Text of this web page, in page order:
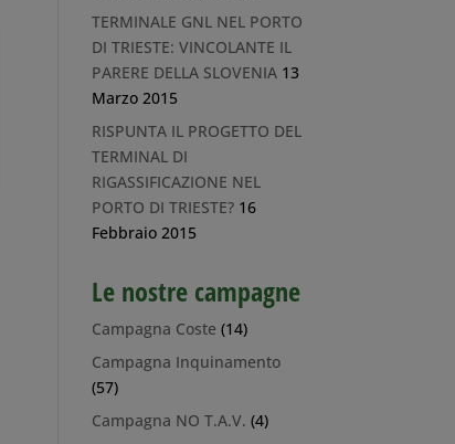
TERMINALE GNL NEL PORTO
DI TRIESTE: VINCOLANTE IL
PARERE DELLA SLOVENIA 13
Marzo 2015
RISPUNTA IL PROGETTO DEL
TERMINAL DI
RIGASSIFICAZIONE NEL
PORTO DI TRIESTE? 16
Febbraio 2015
Le nostre campagne
Campagna Coste (14)
Campagna Inquinamento
(57)
Campagna NO T.A.V. (4)